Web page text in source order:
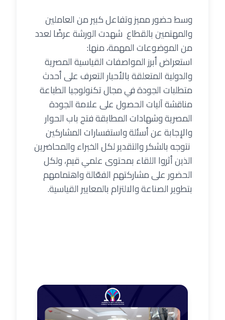
وسط حضور مميز وتفاعل كبير من العاملين
والمهتمين بالقطاع شهدت الورشة عرضًا لعدد
من الموضوعات المهمة، منها:
استعراض أبرز المواصفات القياسية المصرية
والدولية المتعلقة بالأحبار التعرف على أحدث
متطلبات الجودة في مجال تكنولوجيا الطباعة
مناقشة آليات الحصول على علامة الجودة
المصرية وشهادات المطابقة فتح باب الحوار
والإجابة عن أسئلة واستفسارات المشاركين
نتوجه بالشكر والتقدير لكل الخبراء والمحاضرين
الذين أثروا اللقاء بمحتوى علمي قيم، ولكل
الحضور على مشاركتهم الفعّالة واهتمامهم
بتطوير الصناعة والالتزام بالمعايير القياسية.